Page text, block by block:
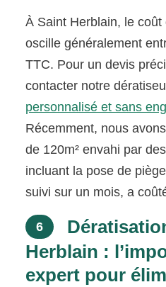
À Saint Herblain, le coût
oscille généralement
TTC. Pour un devis
contacter notre
personnalisé et sans
Récemment, nous
de 120m² envahi par
incluant la pose de
suivi sur un mois, a
6
Herblain :
expert pour